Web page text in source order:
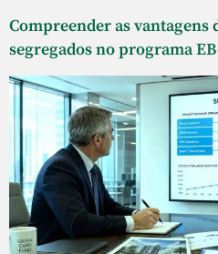
Compreender as vantagens
segregados no programa